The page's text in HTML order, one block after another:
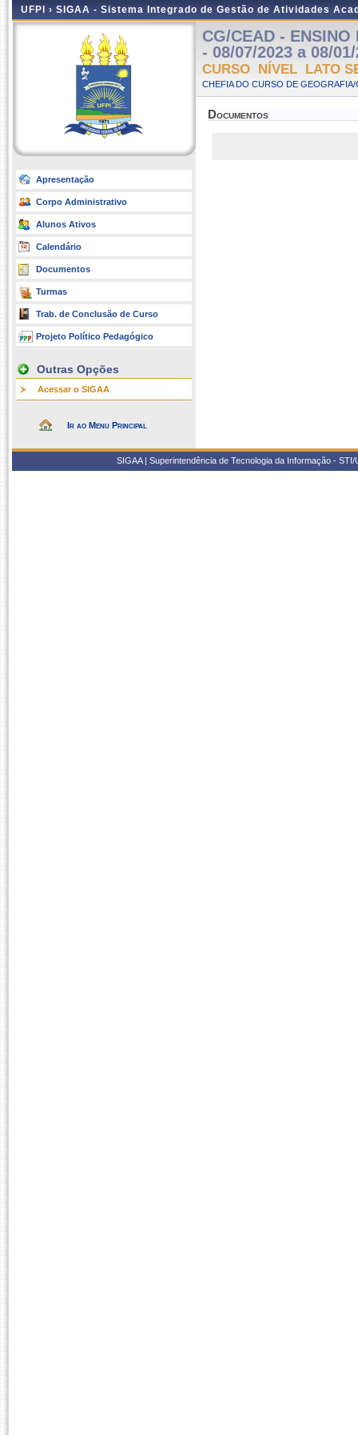
UFPI › SIGAA - Sistema Integrado de Gestão de Atividades
Apresentação
Corpo Administrativo
Alunos Ativos
Calendário
Documentos
Turmas
Trab. de Conclusão de Curso
Projeto Político Pedagógico
Outras Opções
Acessar o SIGAA
Ir ao Menu Principal
CG/CEAD -
- 08/07/2023 a 08/
CURSO NÍVEL LATO
CHEFIA DO CURSO DE
Documentos
SIGAA | Superintendência de Tecnologia da Informação -